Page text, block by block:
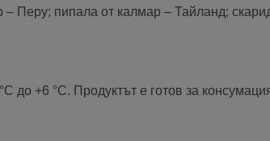
Перу; пипала от калмар – Тайланд;
до +6 °С. Продуктът е готов за